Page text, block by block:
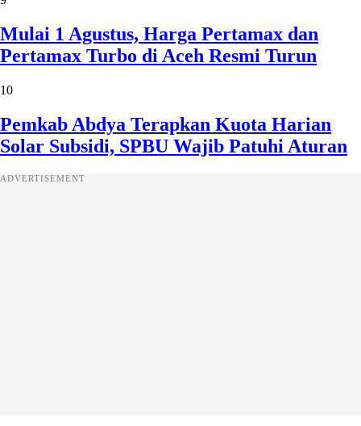
Mulai 1 Agustus, Harga Pertamax dan
Pertamax Turbo di Aceh Resmi Turun
10
Pemkab Abdya Terapkan Kuota Harian
Solar Subsidi, SPBU Wajib Patuhi Aturan
ADVERTISEMENT